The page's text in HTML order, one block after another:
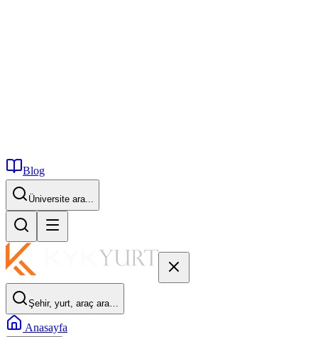
Blog
İstanbul...
Şehir, yurt, araç ara…
Anasayfa